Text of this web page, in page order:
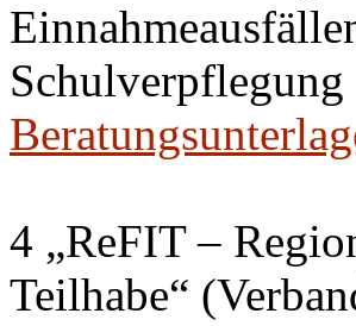
Schulverpflegung
4 „ReFIT –
Teilhabe“